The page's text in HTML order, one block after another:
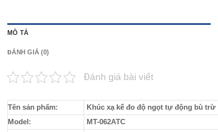
MÔ TẢ
ĐÁNH GIÁ (0)
Đánh giá bài viết
Tên sản phẩm:
Khúc xạ kế đo độ ngọt tự động bù trừ
Model:
MT-062ATC